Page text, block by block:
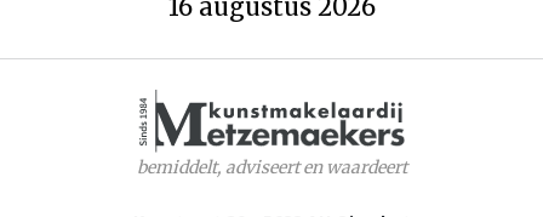
16 augustus 2026
bemiddelt, adviseert en waardeert